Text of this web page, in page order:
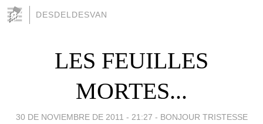
DESDELDESVAN
LES FEUILLES
MORTES...
30 DE NOVIEMBRE DE 2011 - 21:27 - BONJOUR TRISTESSE